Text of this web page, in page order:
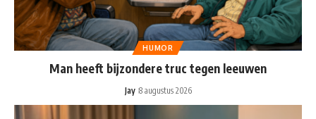
HUMOR
Man heeft bijzondere truc tegen leeuwen
Jay 8 augustus 2026